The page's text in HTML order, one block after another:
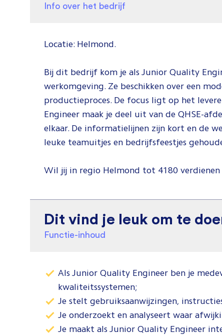
Info over het bedrijf
Locatie: Helmond.
Bij dit bedrijf kom je als Junior Quality
werkomgeving. Ze beschikken over een
productieproces. De focus ligt op het
Engineer maak je deel uit van de QHSE-
elkaar. De informatielijnen zijn kort en de
leuke teamuitjes en bedrijfsfeestjes
Wil jij in regio Helmond tot 4180 verdienen
Dit vind je leuk om te
Functie-inhoud
Als Junior Quality Engineer ben je
kwaliteitssystemen;
Je stelt gebruiksaanwijzingen,
Je onderzoekt en analyseert waar
Je maakt als Junior Quality Engineer